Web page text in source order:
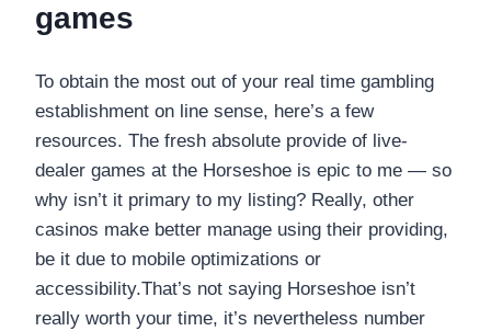
games
To obtain the most out of your real time gambling
establishment on line sense, here’s a few
resources. The fresh absolute provide of live-
dealer games at the Horseshoe is epic to me — so
why isn’t it primary to my listing? Really, other
casinos make better manage using their providing,
be it due to mobile optimizations or
accessibility.That’s not saying Horseshoe isn’t
really worth your time, it’s nevertheless number